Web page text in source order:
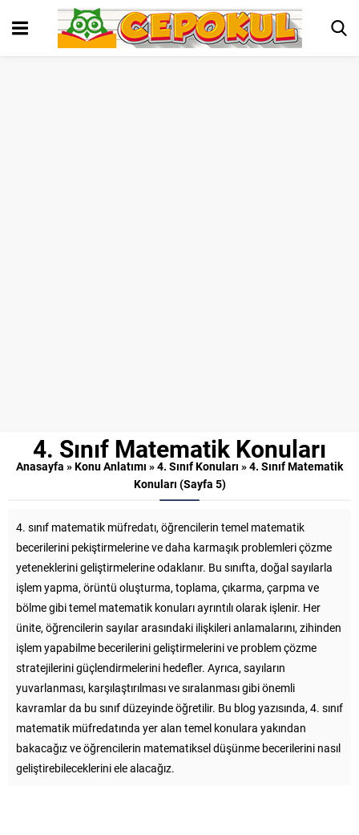
4. Sınıf Matematik Konuları
Anasayfa »Konu Anlatımı »4. Sınıf Konuları »4. Sınıf Matematik
Konuları (Sayfa 5)
4. sınıf matematik müfredatı, öğrencilerin temel matematik
becerilerini pekiştirmelerine ve daha karmaşık problemleri çözme
yeteneklerini geliştirmelerine odaklanır. Bu sınıfta, doğal sayılarla
işlem yapma, örüntü oluşturma, toplama, çıkarma, çarpma ve
bölme gibi temel matematik konuları ayrıntılı olarak işlenir. Her
ünite, öğrencilerin sayılar arasındaki ilişkileri anlamalarını, zihinden
işlem yapabilme becerilerini geliştirmelerini ve problem çözme
stratejilerini güçlendirmelerini hedefler. Ayrıca, sayıların
yuvarlanması, karşılaştırılması ve sıralanması gibi önemli
kavramlar da bu sınıf düzeyinde öğretilir. Bu blog yazısında, 4. sınıf
matematik müfredatında yer alan temel konulara yakından
bakacağız ve öğrencilerin matematiksel düşünme becerilerini nasıl
geliştirebileceklerini ele alacağız.